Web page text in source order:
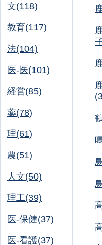
文(118)
教育(117)
法(104)
医-医(101)
経営(85)
薬(78)
理(61)
農(51)
人文(50)
理工(39)
医-保健(37)
医-看護(37)